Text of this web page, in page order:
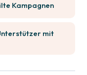
Kampagnen
mit